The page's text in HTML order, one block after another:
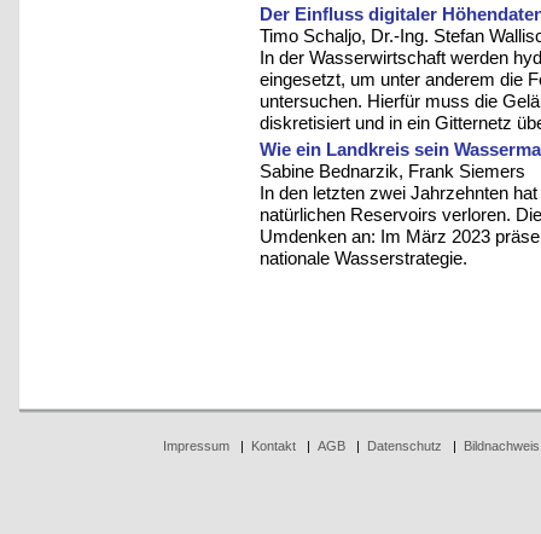
Der Einfluss digitaler
Timo Schaljo, Dr.-Ing. Stefan
In der Wasserwirtschaft werden
eingesetzt, um unter anderem die
untersuchen. Hierfür muss die
diskretisiert und in ein Gitternetz
Wie ein Landkreis sein
Sabine Bednarzik, Frank Siemers
In den letzten zwei Jahrzehnten
natürlichen Reservoirs verloren.
Umdenken an: Im März 2023
nationale Wasserstrategie.
Impressum| Kontakt| AGB| Datenschutz | Bildnachweis